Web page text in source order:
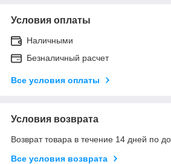
Условия оплаты
Наличными
Безналичный расчет
Все условия оплаты
Условия возврата
Возврат товара в течение 14 дней по
Все условия возврата